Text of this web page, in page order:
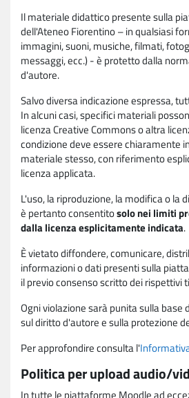
Il materiale didattico presente sulla
dell'Ateneo Fiorentino – in qualsiasi
immagini, suoni, musiche, filmati,
messaggi, ecc.) - è protetto dalla
d'autore.
Salvo diversa indicazione espressa,
In alcuni casi, specifici materiali
licenza Creative Commons o altra
condizione deve essere chiaramente
materiale stesso, con riferimento
licenza applicata.
L'uso, la riproduzione, la modifica o la
è pertanto consentitosolo nei limiti
dalla licenza esplicitamente indicata.
È vietato diffondere, comunicare,
informazioni o dati presenti sulla
il previo consenso scritto dei rispettivi
Ogni violazione sarà punita sulla
sul diritto d'autore e sulla protezione
Per approfondire consulta l'
Politica per upload audio/
In tutte le piattaforme Moodle ad